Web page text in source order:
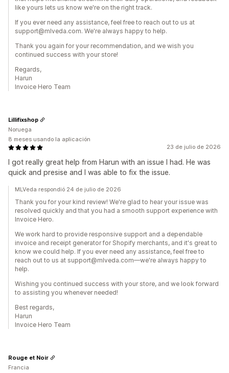
like yours lets us know we're on the right track.
If you ever need any assistance, feel free to reach out to us at
support@mlveda.com. We're always happy to help.
Thank you again for your recommendation, and we wish you
continued success with your store!
Regards,
Harun
Invoice Hero Team
23 de julio de 2026
I got really great help from Harun with an issue I had. He was
quick and presise and I was able to fix the issue.
Lillifixshop
Noruega
8 meses usando la aplicación
MLVeda respondió 24 de julio de 2026
Thank you for your kind review! We're glad to hear your issue was
resolved quickly and that you had a smooth support experience with
Invoice Hero.
We work hard to provide responsive support and a dependable
invoice and receipt generator for Shopify merchants, and it's great to
know we could help. If you ever need any assistance, feel free to
reach out to us at support@mlveda.com—we're always happy to
help.
Wishing you continued success with your store, and we look forward
to assisting you whenever needed!
Best regards,
Harun
Invoice Hero Team
Rouge et Noir
Francia